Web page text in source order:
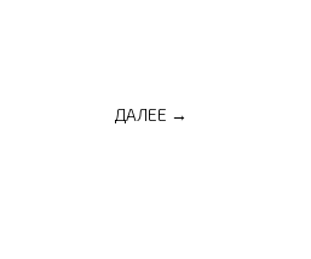
ДАЛЕЕ →